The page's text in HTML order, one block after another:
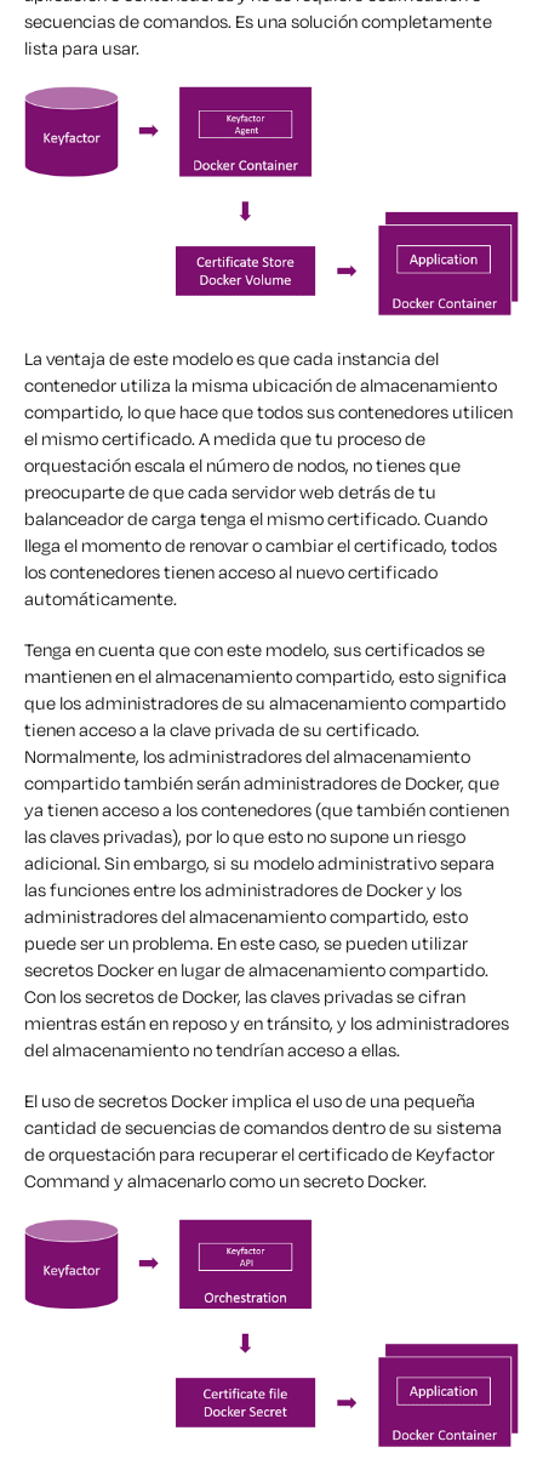
secuencias de comandos. Es una solución completamente
lista para usar.
La ventaja de este modelo es que cada instancia del
contenedor utiliza la misma ubicación de almacenamiento
compartido, lo que hace que todos sus contenedores utilicen
el mismo certificado. A medida que tu proceso de
orquestación escala el número de nodos, no tienes que
preocuparte de que cada servidor web detrás de tu
balanceador de carga tenga el mismo certificado. Cuando
llega el momento de renovar o cambiar el certificado, todos
los contenedores tienen acceso al nuevo certificado
automáticamente.
Tenga en cuenta que con este modelo, sus certificados se
mantienen en el almacenamiento compartido, esto significa
que los administradores de su almacenamiento compartido
tienen acceso a la clave privada de su certificado.
Normalmente, los administradores del almacenamiento
compartido también serán administradores de Docker, que
ya tienen acceso a los contenedores (que también contienen
las claves privadas), por lo que esto no supone un riesgo
adicional. Sin embargo, si su modelo administrativo separa
las funciones entre los administradores de Docker y los
administradores del almacenamiento compartido, esto
puede ser un problema. En este caso, se pueden utilizar
secretos Docker en lugar de almacenamiento compartido.
Con los secretos de Docker, las claves privadas se cifran
mientras están en reposo y en tránsito, y los administradores
del almacenamiento no tendrían acceso a ellas.
El uso de secretos Docker implica el uso de una pequeña
cantidad de secuencias de comandos dentro de su sistema
de orquestación para recuperar el certificado de Keyfactor
Command y almacenarlo como un secreto Docker.